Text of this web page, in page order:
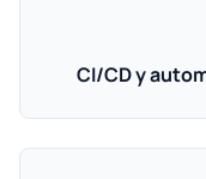
CI/CD y